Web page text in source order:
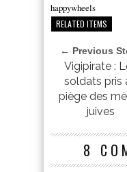
happywheels
RELATED ITEMS
← Previous
Vigipirate :
soldats pris
piège des
juives
8